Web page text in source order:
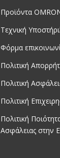
Προϊόντα
Τεχνική
Φόρμα
Πολιτική
Πολιτική
Πολιτική
Πολιτική
Ασφάλειας στην